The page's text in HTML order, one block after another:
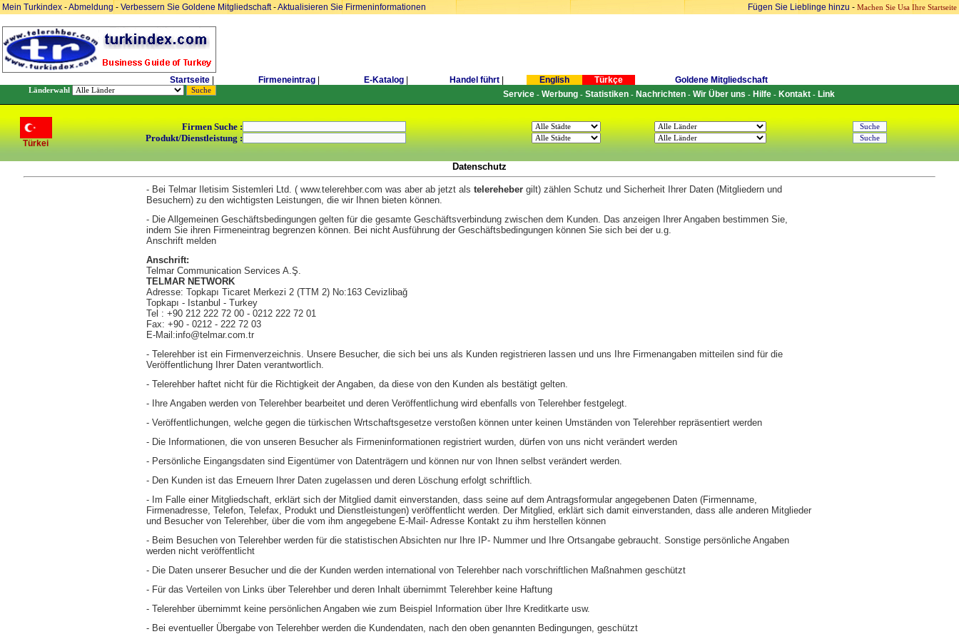
Mein Turkindex -Abmeldung- Verbessern Sie Goldene Mitgliedschaft-Aktualisieren Sie Firmeninformationen Fügen Sie Lieblinge hinzu - Machen Sie Usa Ihre Startseite
Startseite Firmeneintrag E-Katalog Handel führt English Türkçe Goldene Mitgliedschaft
Länderwahl Service- Werbung- Statistiken- Nachrichten- Wir Über uns - Hilfe- Kontakt- Link
Türkei
Firmen Suche :
Produkt/Dienstleistung :
Datenschutz
- Bei Telmar Iletisim Sistemleri Ltd. ( www.telerehber.com was aber ab jetzt als telereheber gilt) zählen Schutz und Sicherheit Ihrer Daten (Mitgliedern und
Besuchern) zu den wichtigsten Leistungen, die wir Ihnen bieten können.
- Die Allgemeinen Geschäftsbedingungen gelten für die gesamte Geschäftsverbindung zwischen dem Kunden. Das anzeigen Ihrer Angaben bestimmen Sie,
indem Sie ihren Firmeneintrag begrenzen können. Bei nicht Ausführung der Geschäftsbedingungen können Sie sich bei der u.g.
Anschrift melden
Anschrift:
Telmar Communication Services A.Ş.
TELMAR NETWORK
Adresse: Topkapı Ticaret Merkezi 2 (TTM 2) No:163 Cevizlibağ
Topkapı - Istanbul - Turkey
Tel : +90 212 222 72 00 - 0212 222 72 01
Fax: +90 - 0212 - 222 72 03
E-Mail:info@telmar.com.tr
- Telerehber ist ein Firmenverzeichnis. Unsere Besucher, die sich bei uns als Kunden registrieren lassen und uns Ihre Firmenangaben mitteilen sind für die
Veröffentlichung Ihrer Daten verantwortlich.
- Telerehber haftet nicht für die Richtigkeit der Angaben, da diese von den Kunden als bestätigt gelten.
- Ihre Angaben werden von Telerehber bearbeitet und deren Veröffentlichung wird ebenfalls von Telerehber festgelegt.
- Veröffentlichungen, welche gegen die türkischen Wrtschaftsgesetze verstoßen können unter keinen Umständen von Telerehber repräsentiert werden
- Die Informationen, die von unseren Besucher als Firmeninformationen registriert wurden, dürfen von uns nicht verändert werden
- Persönliche Eingangsdaten sind Eigentümer von Datenträgern und können nur von Ihnen selbst verändert werden.
- Den Kunden ist das Erneuern Ihrer Daten zugelassen und deren Löschung erfolgt schriftlich.
- Im Falle einer Mitgliedschaft, erklärt sich der Mitglied damit einverstanden, dass seine auf dem Antragsformular angegebenen Daten (Firmenname,
Firmenadresse, Telefon, Telefax, Produkt und Dienstleistungen) veröffentlicht werden. Der Mitglied, erklärt sich damit einverstanden, dass alle anderen Mitglieder
und Besucher von Telerehber, über die vom ihm angegebene E-Mail- Adresse Kontakt zu ihm herstellen können
- Beim Besuchen von Telerehber werden für die statistischen Absichten nur Ihre IP- Nummer und Ihre Ortsangabe gebraucht. Sonstige persönliche Angaben
werden nicht veröffentlicht
- Die Daten unserer Besucher und die der Kunden werden international von Telerehber nach vorschriftlichen Maßnahmen geschützt
- Für das Verteilen von Links über Telerehber und deren Inhalt übernimmt Telerehber keine Haftung
- Telerehber übernimmt keine persönlichen Angaben wie zum Beispiel Information über Ihre Kreditkarte usw.
- Bei eventueller Übergabe von Telerehber werden die Kundendaten, nach den oben genannten Bedingungen, geschützt